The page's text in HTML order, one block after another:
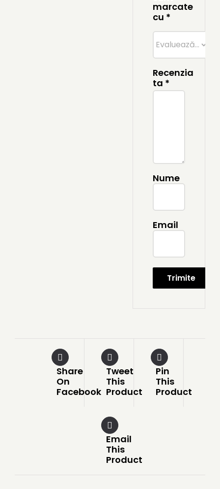
marcate
cu *
Recenzia
ta *
Nume
Email
Share
On
Facebook
Tweet
This
Product
Pin
This
Product
Email
This
Product